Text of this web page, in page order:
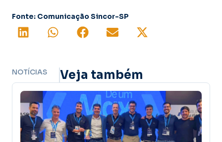
Fonte: Comunicação Sincor-SP
NOTÍCIAS Veja também